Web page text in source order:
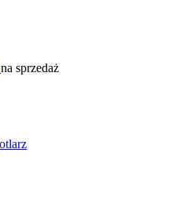
na sprzedaż